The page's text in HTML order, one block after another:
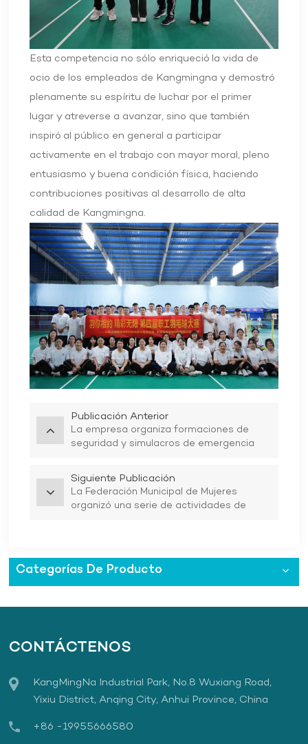
Esta competencia no sólo enriqueció la vida de
ocio de los empleados de Kangmingna y demostró
plenamente su espíritu de luchar por el primer
lugar y atreverse a avanzar, sino que también
inspiró al público en general a participar
activamente en el trabajo con mayor moral, pleno
entusiasmo y buena condición física, haciendo
contribuciones positivas al desarrollo de alta
calidad de Kangmingna.
Publicación Anterior
La empresa organiza formaciones de
seguridad y simulacros de emergencia
Siguiente Publicación
La Federación Municipal de Mujeres
organizó una serie de actividades de
Categorías De Producto
CONTÁCTENOS
KangMingNa Industrial Park, No.8 Wuxiang Road,
Yixiu District, Anqing City, Anhui Province, China
+86 -19955666580